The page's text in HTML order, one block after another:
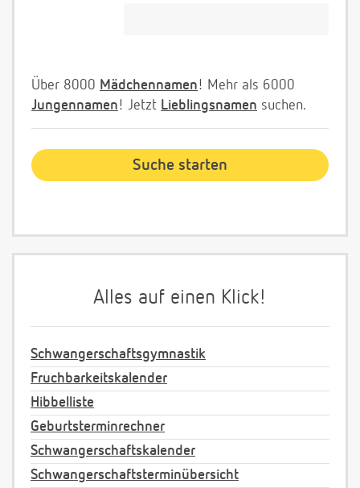
Über 8000 Mädchennamen! Mehr als 6000
Jungennamen! Jetzt Lieblingsnamen suchen.
Alles auf einen Klick!
Schwangerschaftsgymnastik
Fruchbarkeitskalender
Hibbelliste
Geburtsterminrechner
Schwangerschaftskalender
Schwangerschaftsterminübersicht